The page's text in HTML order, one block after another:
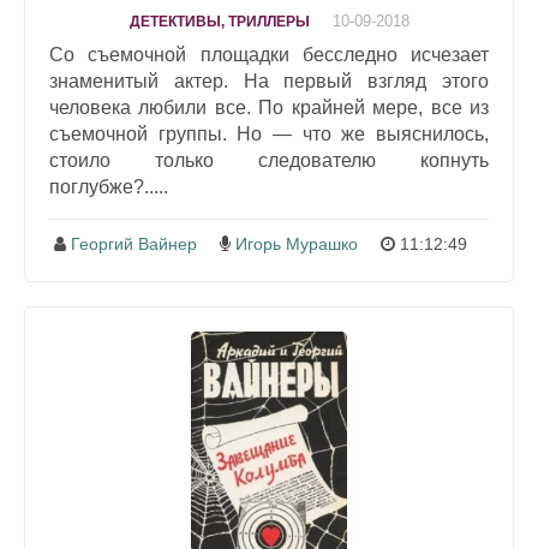
ДЕТЕКТИВЫ, ТРИЛЛЕРЫ 10-09-2018
Со съемочной площадки бесследно исчезает
знаменитый актер. На первый взгляд этого
человека любили все. По крайней мере, все из
съемочной группы. Но — что же выяснилось,
стоило только следователю копнуть
поглубже?.....
Георгий Вайнер Игорь Мурашко 11:12:49